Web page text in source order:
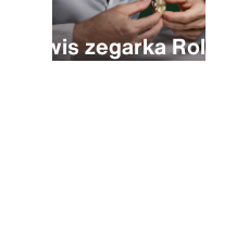
Serwis zegarka Rolex